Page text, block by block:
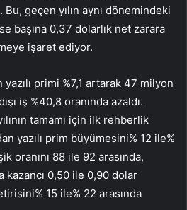
Bu, geçen yılın aynı dönemindeki
başına 0,37 dolarlık net zarara
işaret ediyor.
primi %7,1 artarak 47 milyon
iş %40,8 oranında azaldı.
tamamı için ilk rehberlik
yazılı prim büyümesini% 12 ile%
oranını 88 ile 92 arasında,
kazancı 0,50 ile 0,90 dolar
15 ile% 22 arasında